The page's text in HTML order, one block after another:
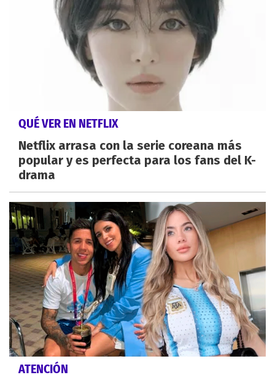
QUÉ VER EN NETFLIX
Netflix arrasa con la serie coreana más
popular y es perfecta para los fans del K-
drama
ATENCIÓN